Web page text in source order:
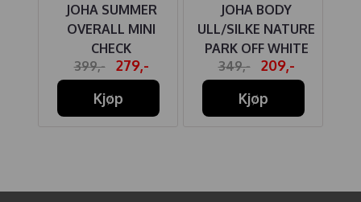
JOHA SUMMER
OVERALL MINI
CHECK
399,-
279,-
Kjøp
JOHA BODY
ULL/SILKE NATURE
PARK OFF WHITE
349,-
209,-
Kjøp